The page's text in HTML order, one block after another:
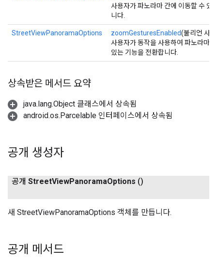
사용자가 파노라마 간에 이동할 수 있
니다.
StreetViewPanoramaOptions zoomGesturesEnabled(불리언 사
사용자가 동작을 사용하여 파노라마
있는 기능을 전환합니다.
상속받은 메서드 요약
java.lang.Object 클래스에서 상속됨
android.os.Parcelable 인터페이스에서 상속됨
공개 생성자
공개 StreetViewPanoramaOptions ()
새 StreetViewPanoramaOptions 객체를 만듭니다.
공개 메서드